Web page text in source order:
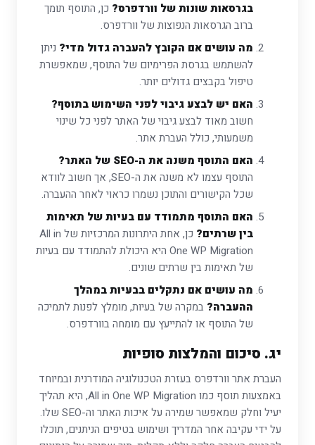
בגרסאות שונות של וורדפרס? כן, התוסף תומך
ברוב הגרסאות הנפוצות של וורדפרס.
מה עושים אם הקובץ להעברה גדול מדי? ניתן
להשתמש בגרסת הפרימיום של התוסף, שמאפשרת
טיפול בקבצים גדולים יותר.
האם יש לבצע גיבוי לפני השימוש בתוסף?
חשוב מאוד לבצע גיבוי של האתר לפני כל שינוי
משמעותי, כולל העברת אתר.
האם התוסף משנה את ה-SEO של האתר?
התוסף עצמו לא משנה את ה-SEO, אך חשוב לוודא
שכל הקישורים והתוכן נשמרו כראוי לאחר ההעברה.
האם התוסף מתמודד עם בעיות של תאימות
בין שרתים?
כן, אחת היתרונות המרכזיות של All in
One WP Migration היא היכולת להתמודד עם בעיות
של תאימות בין שרתים שונים.
מה עושים אם נתקלים בבעיות במהלך
ההעברה? במקרה של בעיות, מומלץ לפנות לתמיכה
של התוסף או להתייעץ עם מומחה בוורדפרס.
יג. סיכום והמלצות סופיות
העברת אתר וורדפרס בעזרת הטכנולוגיה המודרנית ובמיוחד
באמצעות תוסף כמו All in One WP Migration, היא תהליך
יעיל וחלק שמאפשר שמירה על איכות האתר וה-SEO שלו.
על ידי עקיבה אחר המדריך ושימוש בטיפים הניתנים, תוכלו